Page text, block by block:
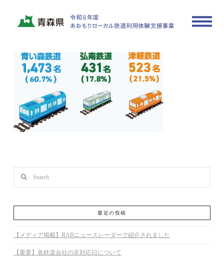
report_2
最近の投稿
【メディア掲載】RABニュースレーダーで紹介されました
【重要】各鉄道会社の非対応日について